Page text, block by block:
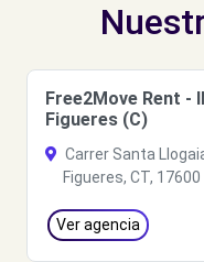
Free2Move Rent -
Figueres (C)
Carrer Santa
Figueres, CT, 17600
Ver agencia